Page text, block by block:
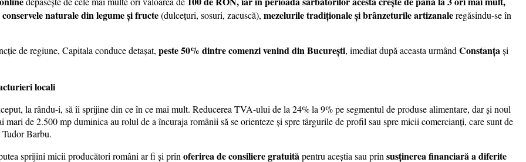
naturale din legume și fructe(dulcețuri, sosuri, zacuscă), mezelurile tradiționale și brânzeturile artizanaleregăsindu-se în
de regiune, Capitala conduce detașat, peste 50% dintre comenzi venind din București, imediat după aceasta urmândConstanțași
locali
la rându-i, să îi sprijine din ce în ce mai mult. Reducerea TVA-ului de la 24% la 9% pe segmentul de produse alimentare, dar și noul
de 2.500 mp duminica au rolul de a încuraja românii să se orienteze și spre târgurile de profil sau spre micii comercianți, care sunt de
Barbu.
sprijini micii producători români ar fi și prinoferirea de consiliere gratuităpentru aceștia sau prinsusținerea financiară a diferite